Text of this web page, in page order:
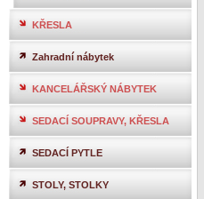
KŘESLA
Zahradní nábytek
KANCELÁŘSKÝ NÁBYTEK
SEDACÍ SOUPRAVY, KŘESLA
SEDACÍ PYTLE
STOLY, STOLKY